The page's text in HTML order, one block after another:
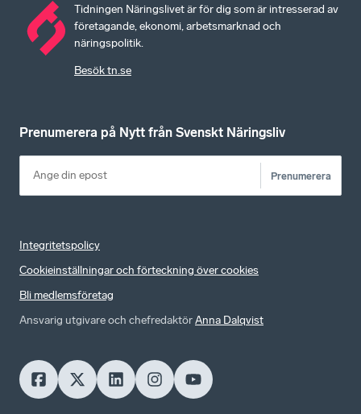
Tidningen Näringslivet är för dig som är intresserad av
företagande, ekonomi, arbetsmarknad och
näringspolitik.
Besök tn.se
Prenumerera på Nytt från Svenskt Näringsliv
Prenumerera
Integritetspolicy
Cookieinställningar och förteckning över cookies
Bli medlemsföretag
Ansvarig utgivare och chefredaktörAnna Dalqvist